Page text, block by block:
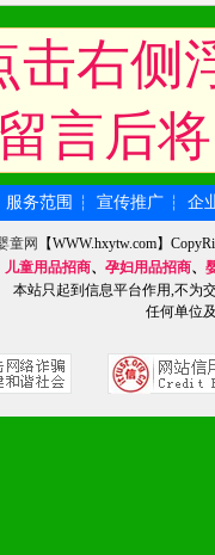
的知名度
品不断
：产品
提供软
击右侧
言后
服务范围 ┆ 宣传推广 ┆ 企
童网
【WWW.hxytw.com】
儿童用品招商、 孕妇用品招商、
本站只起到信息平台作用,不为
任何单位